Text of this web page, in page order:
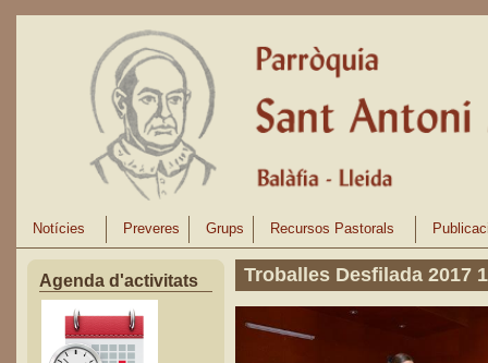
Notícies Preveres Grups Recursos Pastorals
Agenda d'activitats Troballes Desfilada 2017